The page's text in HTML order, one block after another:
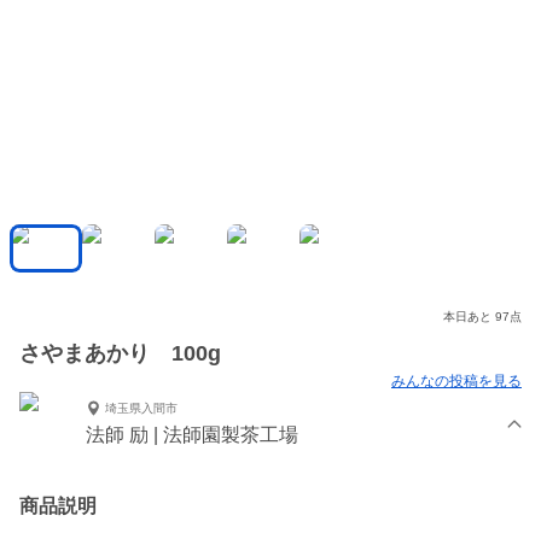
本日あと 97点
さやまあかり 100g
みんなの投稿を見る
埼玉県入間市
法師 励 | 法師園製茶工場
商品説明